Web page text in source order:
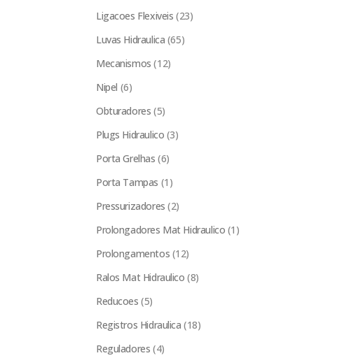
Ligacoes Flexiveis (23)
Luvas Hidraulica (65)
Mecanismos (12)
Nipel (6)
Obturadores (5)
Plugs Hidraulico (3)
Porta Grelhas (6)
Porta Tampas (1)
Pressurizadores (2)
Prolongadores Mat Hidraulico (1)
Prolongamentos (12)
Ralos Mat Hidraulico (8)
Reducoes (5)
Registros Hidraulica (18)
Reguladores (4)